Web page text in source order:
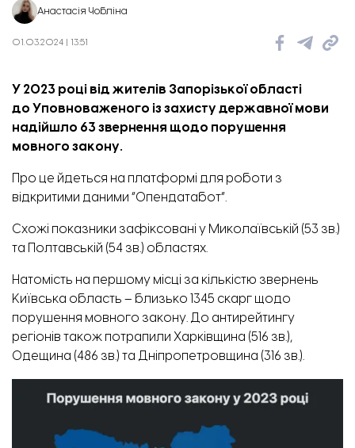
Колонки
Про нас
Редакційна політика
Анастасія Чобліна
01.03.2024 | 13:51
У 2023 році від жителів Запорізької області
до Уповноваженого із захисту державної мови
надійшло 63 звернення щодо порушення
мовного закону.
Про це йдеться на платформі для роботи з
відкритими даними “Опендатабот”.
Схожі показники зафіксовані у Миколаївській (53 зв.)
та Полтавській (54 зв.) областях.
Натомість на першому місці за кількістю звернень
Київська область – близько 1345 скарг щодо
порушення мовного закону. До антирейтингу
регіонів також потрапили Харківщина (516 зв.),
Одещина (486 зв.) та Дніпропетровщина (316 зв.).